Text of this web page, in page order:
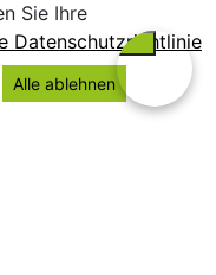
Sie Ihre
Datenschutzrichtlinie
Alle ablehnen